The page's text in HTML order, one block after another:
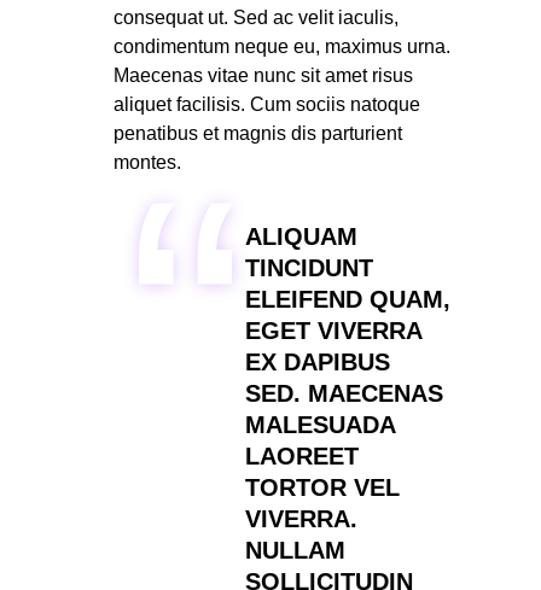
consequat ut. Sed ac velit iaculis,
condimentum neque eu, maximus urna.
Maecenas vitae nunc sit amet risus
aliquet facilisis. Cum sociis natoque
penatibus et magnis dis parturient
montes.
ALIQUAM
TINCIDUNT
ELEIFEND QUAM,
EGET VIVERRA
EX DAPIBUS
SED. MAECENAS
MALESUADA
LAOREET
TORTOR VEL
VIVERRA.
NULLAM
SOLLICITUDIN